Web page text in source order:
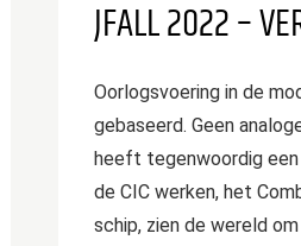
JFALL 2022 –
Oorlogsvoering in de
gebaseerd. Geen
heeft tegenwoordig
de CIC werken, het
schip, zien de wereld